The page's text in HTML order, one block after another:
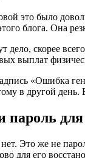
это было
блога. Она
дело, скорее
выплат
«Ошибка
в другой
Это же не
для его